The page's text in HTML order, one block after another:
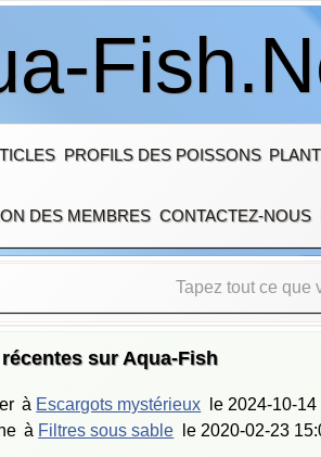
PROFILS DES POISSONS
DES MEMBRES CONTACTEZ-NOUS
sur Aqua-Fish
à Escargots mystérieux le 2024-10-14
à Filtres sous sable le 2020-02-23